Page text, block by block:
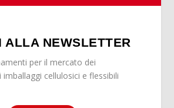
ALLA NEWSLETTER
per il mercato dei
cellulosici e flessibili